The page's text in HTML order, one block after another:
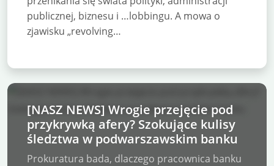
publicznej, biznesu i …lobbingu. A mowa o
zjawisku „revolving…
[NASZ NEWS] Wrogie przejęcie pod
przykrywką afery? Szokujące kulisy
śledztwa w podwarszawskim banku
Prokuratura bada, dlaczego pracownica banku